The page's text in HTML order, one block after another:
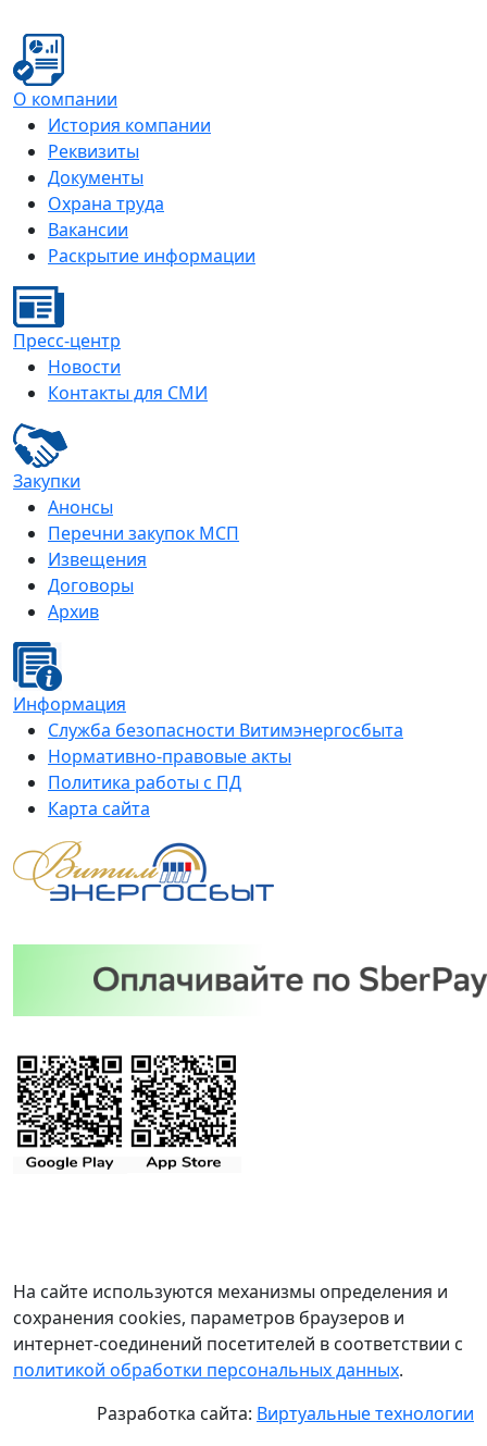
О компании
История компании
Реквизиты
Документы
Охрана труда
Вакансии
Раскрытие информации
Пресс-центр
Новости
Контакты для СМИ
Закупки
Анонсы
Перечни закупок МСП
Извещения
Договоры
Архив
Информация
Служба безопасности Витимэнергосбыта
Нормативно-правовые акты
Политика работы с ПД
Карта сайта
На сайте используются механизмы определения и
сохранения cookies, параметров браузеров и
интернет-соединений посетителей в соответствии с
политикой обработки персональных данных.
Разработка сайта: Виртуальные технологии